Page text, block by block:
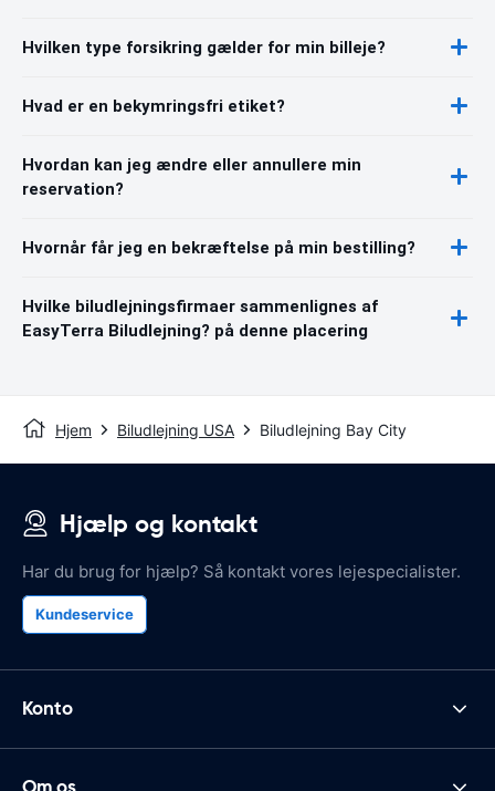
Hvilken type forsikring gælder for min billeje?
Hvad er en bekymringsfri etiket?
Hvordan kan jeg ændre eller annullere min
reservation?
Hvornår får jeg en bekræftelse på min bestilling?
Hvilke biludlejningsfirmaer sammenlignes af
EasyTerra Biludlejning? på denne placering
Hjem Biludlejning USA Biludlejning Bay City
Hjælp og kontakt
Har du brug for hjælp? Så kontakt vores lejespecialister.
Kundeservice
Konto